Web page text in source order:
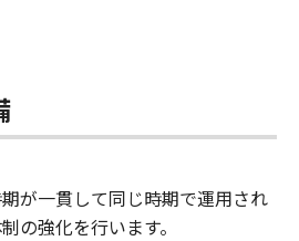
が一貫して同じ時期で運用され
の強化を行います。